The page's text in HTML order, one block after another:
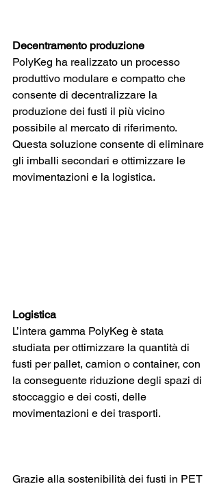
Decentramento produzione
PolyKeg ha realizzato un processo
produttivo modulare e compatto che
consente di decentralizzare la
produzione dei fusti il più vicino
possibile al mercato di riferimento.
Questa soluzione consente di eliminare
gli imballi secondari e ottimizzare le
movimentazioni e la logistica.
Logistica
L’intera gamma PolyKeg è stata
studiata per ottimizzare la quantità di
fusti per pallet, camion o container, con
la conseguente riduzione degli spazi di
stoccaggio e dei costi, delle
movimentazioni e dei trasporti.
Grazie alla sostenibilità dei fusti in PET